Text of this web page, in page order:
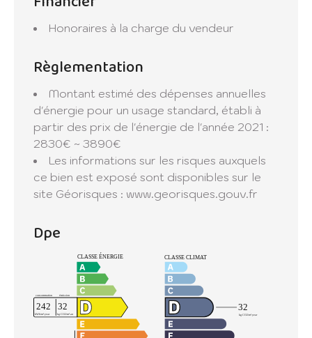
- Les informations sur les risques auxquels ce
bien est exposé sont disponibles sur le site
Honoraires à la charge du vendeur
Règlementation
Montant estimé des dépenses annuelles
d'énergie pour un usage standard, établi à
partir des prix de l'énergie de l'année 2021 :
2830€ ~ 3890€
Les informations sur les risques auxquels
ce bien est exposé sont disponibles sur le
site Géorisques : www.georisques.gouv.fr
Dpe